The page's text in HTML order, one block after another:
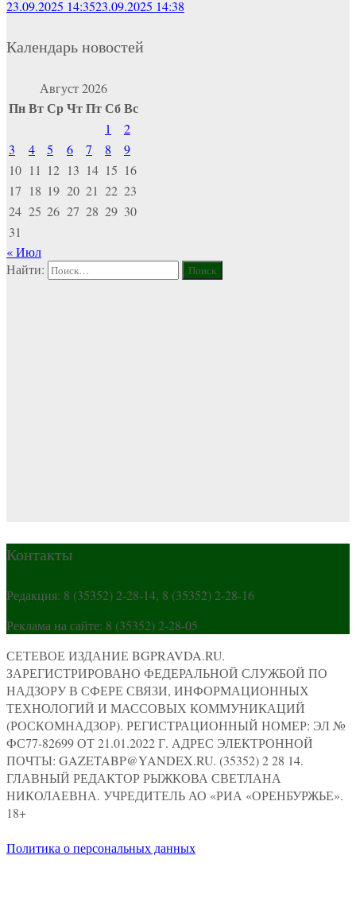
23.09.2025 14:3523.09.2025 14:38
Календарь новостей
Август 2026
ПнВтСрЧтПтСбВс
1
2
3
4 5 6 7 8
9
10 11 12 13 14 15 16
17 18 19 20 21 22 23
24 25 26 27 28 29 30
31
« Июл
Найти:
Контакты
Редакция: 8 (35352) 2-28-14, 8 (35352) 2-28-16
Реклама на сайте: 8 (35352) 2-28-05
СЕТЕВОЕ ИЗДАНИЕ BGPRAVDA.RU.
ЗАРЕГИСТРИРОВАНО ФЕДЕРАЛЬНОЙ СЛУЖБОЙ ПО
НАДЗОРУ В СФЕРЕ СВЯЗИ, ИНФОРМАЦИОННЫХ
ТЕХНОЛОГИЙ И МАССОВЫХ КОММУНИКАЦИЙ
(РОСКОМНАДЗОР). РЕГИСТРАЦИОННЫЙ НОМЕР: ЭЛ №
ФС77-82699 ОТ 21.01.2022 Г. АДРЕС ЭЛЕКТРОННОЙ
ПОЧТЫ: GAZETABP@YANDEX.RU. (35352) 2 28 14.
ГЛАВНЫЙ РЕДАКТОР РЫЖКОВА СВЕТЛАНА
НИКОЛАЕВНА. УЧРЕДИТЕЛЬ АО «РИА «ОРЕНБУРЖЬЕ».
18+
Политика о персональных данных